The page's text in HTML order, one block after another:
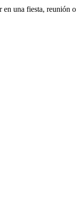
en una fiesta, reunión